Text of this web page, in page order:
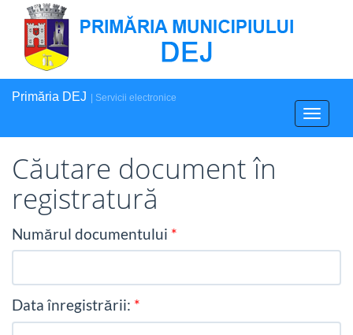
Toggle
Primăria DEJ | Servicii electronice
Căutare document în
registratură
Numărul documentului
Data înregistrării: